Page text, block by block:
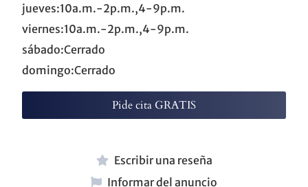
jueves:10a.m.-2p.m.,4-9p.m.
viernes:10a.m.-2p.m.,4-9p.m.
sábado:Cerrado
domingo:Cerrado
Pide cita GRATIS
Escribir una reseña
Informar del anuncio